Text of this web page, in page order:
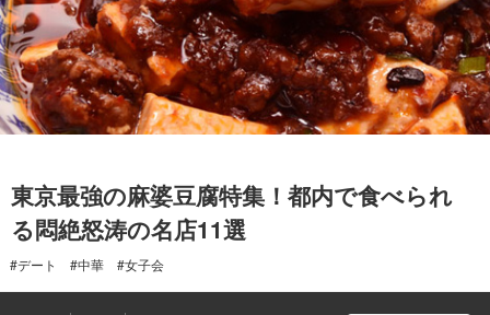
東京最強の麻婆豆腐特集！都内で食べられ
る悶絶怒涛の名店11選
#デート #中華 #女子会